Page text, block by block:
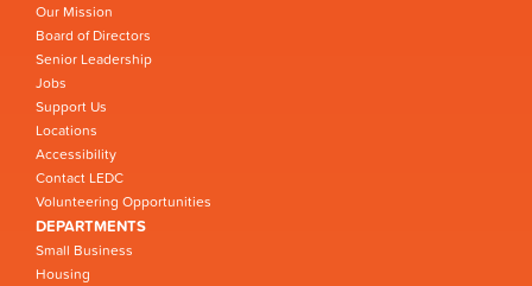
Our Mission
Board of Directors
Senior Leadership
Jobs
Support Us
Locations
Accessibility
Contact LEDC
Volunteering Opportunities
DEPARTMENTS
Small Business
Housing